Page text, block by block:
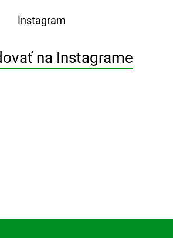
Instagram
na Instagrame